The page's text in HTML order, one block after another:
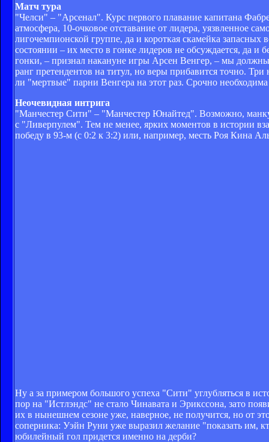
Матч тура
"Челси" – "Арсенал". Курс первого плавание капитана
атмосфера, 10-очковое отставание от лидера, уязвленное
лигочемпионской группе, да и короткая скамейка
состоянии – их место в гонке лидеров не обсуждается, да
гонки, – признал накануне игры Арсен Венгер, – мы
ранг претендентов на титул, но веры прибавится точно.
ли "мертвые" парни Венгера на этот раз. Срочно
Неочевидная интрига
"Манчестер Сити" – "Манчестер Юнайтед". Возможно,
с "Ливерпулем". Тем не менее, ярких моментов в истории
победу в 93-м (с 0:2 к 3:2) или, например, месть Роя Кина
Ну а за примером большого успеха "Сити" углубляться в
пор на "Истлэндс" не стало Чинавата и Эрикссона, зато
их в нынешнем сезоне уже, наверное, не получится, но от
соперника: Уэйн Руни уже выразил желание "показать им,
юбилейный гол придется именно на дерби?